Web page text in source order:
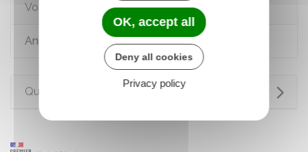
Voir aussi
Animal de compagnie
Questions ? Réponses !
OK, accept all
Deny all cookies
Privacy policy